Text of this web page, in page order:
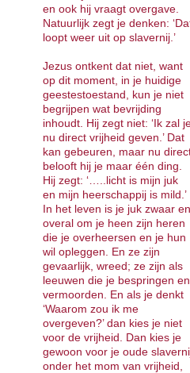
en ook hij vraagt overgave.
Natuurlijk zegt je denken:
loopt weer uit op slavernij.’
Jezus ontkent dat niet, want
op dit moment, in je huidige
geestestoestand, kun je niet
begrijpen wat bevrijding
inhoudt. Hij zegt niet: ‘Ik zal
nu direct vrijheid geven.’ Dat
kan gebeuren, maar nu
belooft hij je maar één ding.
Hij zegt: ‘…..licht is mijn juk
en mijn heerschappij is mild.’
In het leven is je juk zwaar en
overal om je heen zijn heren
die je overheersen en je hun
wil opleggen. En ze zijn
gevaarlijk, wreed; ze zijn als
leeuwen die je bespringen en
vermoorden. En als je denkt
‘Waarom zou ik me
overgeven?’ dan kies je niet
voor de vrijheid. Dan kies je
gewoon voor je oude
onder het mom van vrijheid,